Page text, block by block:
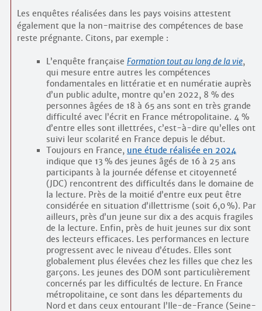
Les enquêtes réalisées dans les pays voisins attestent
également que la non-maitrise des compétences de base
reste prégnante. Citons, par exemple :
L’enquête française Formation tout au long de la vie,
qui mesure entre autres les compétences
fondamentales en littératie et en numératie auprès
d’un public adulte, montre qu’en 2022, 8 % des
personnes âgées de 18 à 65 ans sont en très grande
difficulté avec l’écrit en France métropolitaine. 4 %
d’entre elles sont illettrées, c’est-à-dire qu’elles ont
suivi leur scolarité en France depuis le début.
Toujours en France, une étude réalisée en 2024
indique que 13 % des jeunes âgés de 16 à 25 ans
participants à la journée défense et citoyenneté
(JDC) rencontrent des difficultés dans le domaine de
la lecture. Près de la moitié d’entre eux peut être
considérée en situation d’illettrisme (soit 6,0 %). Par
ailleurs, près d’un jeune sur dix a des acquis fragiles
de la lecture. Enfin, près de huit jeunes sur dix sont
des lecteurs efficaces. Les performances en lecture
progressent avec le niveau d’études. Elles sont
globalement plus élevées chez les filles que chez les
garçons. Les jeunes des DOM sont particulièrement
concernés par les difficultés de lecture. En France
métropolitaine, ce sont dans les départements du
Nord et dans ceux entourant l’Ile-de-France (Seine-